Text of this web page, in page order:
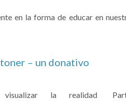
en la forma de educar en
– un donativo
la realidad